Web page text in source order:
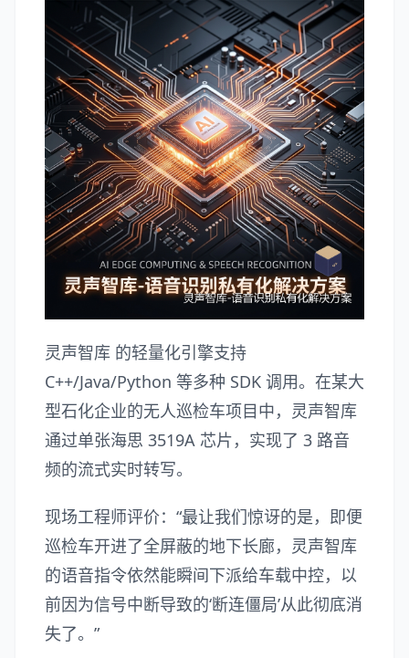
灵声智库 的轻量化引擎支持
C++/Java/Python 等多种 SDK 调用。在某大
型石化企业的无人巡检车项目中，灵声智库
通过单张海思 3519A 芯片，实现了 3 路音
频的流式实时转写。
现场工程师评价：“最让我们惊讶的是，即便
巡检车开进了全屏蔽的地下长廊，灵声智库
的语音指令依然能瞬间下派给车载中控，以
前因为信号中断导致的‘断连僵局’从此彻底消
失了。”